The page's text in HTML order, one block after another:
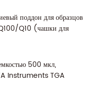
поддон для образцов
Q10 (чашки для
500 мкл,
Instruments TGA